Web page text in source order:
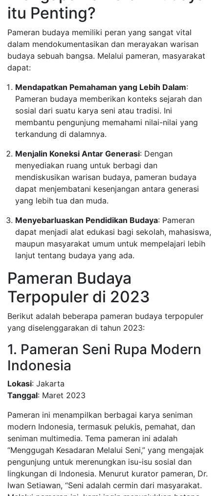
itu Penting?
Pameran budaya memiliki peran yang sangat vital
dalam mendokumentasikan dan merayakan warisan
budaya sebuah bangsa. Melalui pameran, masyarakat
dapat:
Mendapatkan Pemahaman yang Lebih Dalam:
Pameran budaya memberikan konteks sejarah dan
sosial dari suatu karya seni atau tradisi. Ini
membantu pengunjung memahami nilai-nilai yang
terkandung di dalamnya.
Menjalin Koneksi Antar Generasi: Dengan
menyediakan ruang untuk berbagi dan
mendiskusikan warisan budaya, pameran budaya
dapat menjembatani kesenjangan antara generasi
yang lebih tua dan muda.
Menyebarluaskan Pendidikan Budaya: Pameran
dapat menjadi alat edukasi bagi sekolah, mahasiswa,
maupun masyarakat umum untuk mempelajari lebih
lanjut tentang budaya yang ada.
Pameran Budaya
Terpopuler di 2023
Berikut adalah beberapa pameran budaya terpopuler
yang diselenggarakan di tahun 2023:
1. Pameran Seni Rupa Modern
Indonesia
Lokasi: Jakarta
Tanggal: Maret 2023
Pameran ini menampilkan berbagai karya seniman
modern Indonesia, termasuk pelukis, pemahat, dan
seniman multimedia. Tema pameran ini adalah
“Menggugah Kesadaran Melalui Seni,” yang mengajak
pengunjung untuk merenungkan isu-isu sosial dan
lingkungan di Indonesia. Menurut kurator pameran, Dr.
Iwan Setiawan, “Seni adalah cermin dari masyarakat.